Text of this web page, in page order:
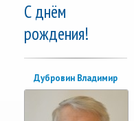
С днём
рождения!
Дубровин Владимир